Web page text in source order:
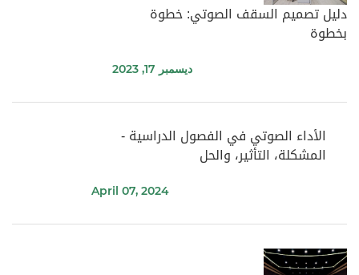
دليل تصميم السقف الصوتي: خطوة
بخطوة
ديسمبر 17, 2023
الأداء الصوتي في الفصول الدراسية -
المشكلة، التأثير، والحل
April 07, 2024